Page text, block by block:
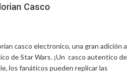
Casco
casco electronico, una gran adición a
de Star Wars. ¡Un casco autentico de
los fanáticos pueden replicar las